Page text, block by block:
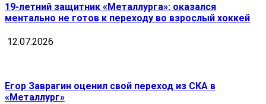
19-летний защитник «Металлурга»: оказался
ментально не готов к переходу во взрослый хоккей
12.07.2026
Егор Заврагин оценил свой переход из СКА в
«Металлург»